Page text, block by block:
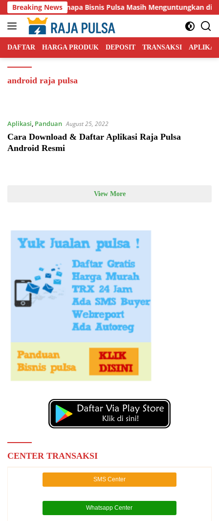
Skip
to
content
Breaking NewsKenapa Bisnis Pulsa Masih Menguntungkan di
DAFTAR HARGA PRODUK DEPOSIT TRANSAKSI
android raja pulsa
Aplikasi, Panduan August 25, 2022
Cara Download & Daftar Aplikasi Raja Pulsa
Android Resmi
View More
CENTER TRANSAKSI
SMS Center
Whatsapp Center